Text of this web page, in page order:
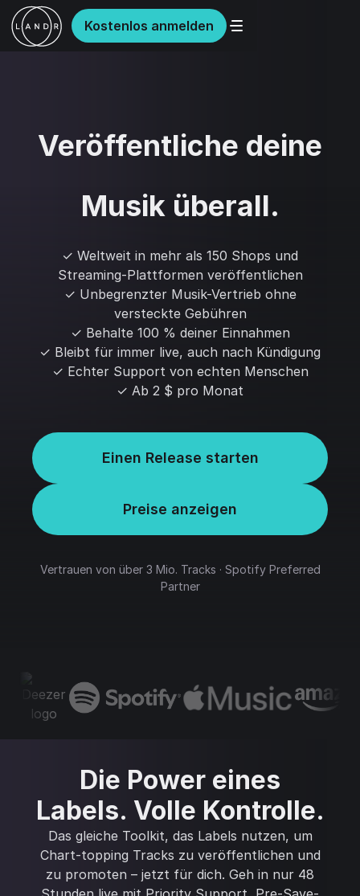
Kostenlos anmelden
Veröffentliche deine
Musik überall.
✓ Weltweit in mehr als 150 Shops und
Streaming-Plattformen veröffentlichen
✓ Unbegrenzter Musik-Vertrieb ohne
versteckte Gebühren
✓ Behalte 100 % deiner Einnahmen
✓ Bleibt für immer live, auch nach Kündigung
✓ Echter Support von echten Menschen
✓ Ab 2 $ pro Monat
Einen Release starten
Preise anzeigen
Vertrauen von über 3 Mio. Tracks · Spotify Preferred
Partner
Die Power eines
Labels. Volle Kontrolle.
Das gleiche Toolkit, das Labels nutzen, um
Chart-topping Tracks zu veröffentlichen und
zu promoten – jetzt für dich. Geh in nur 48